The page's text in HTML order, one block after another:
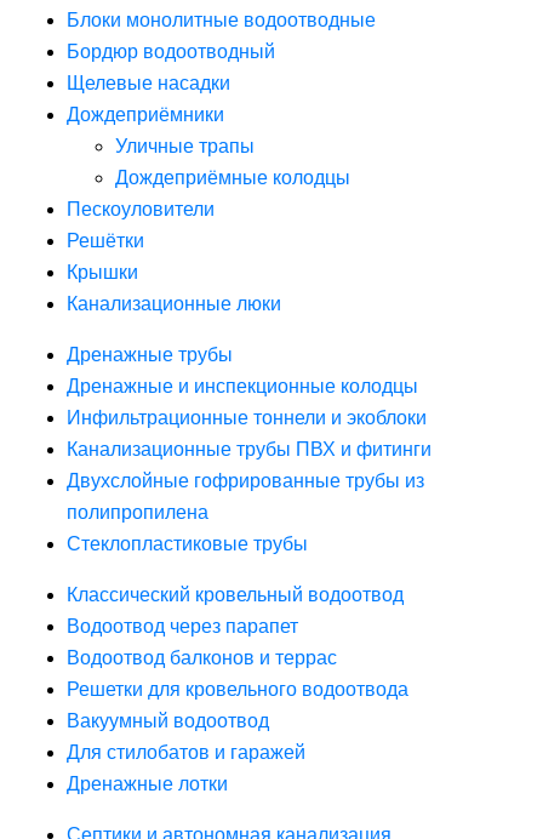
Блоки монолитные водоотводные
Бордюр водоотводный
Щелевые насадки
Дождеприёмники
Уличные трапы
Дождеприёмные колодцы
Пескоуловители
Решётки
Крышки
Канализационные люки
Дренажные трубы
Дренажные и инспекционные колодцы
Инфильтрационные тоннели и экоблоки
Канализационные трубы ПВХ и фитинги
Двухслойные гофрированные трубы из
полипропилена
Стеклопластиковые трубы
Классический кровельный водоотвод
Водоотвод через парапет
Водоотвод балконов и террас
Решетки для кровельного водоотвода
Вакуумный водоотвод
Для стилобатов и гаражей
Дренажные лотки
Септики и автономная канализация